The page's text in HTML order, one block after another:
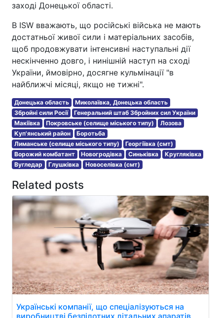
заході Донецької області.
В ISW вважають, що російські війська не мають
достатньої живої сили і матеріальних засобів,
щоб продовжувати інтенсивні наступальні дії
нескінченно довго, і нинішній наступ на сході
України, ймовірно, досягне кульмінації "в
найближчі місяці, якщо не тижні".
Донецька область
Миколаївка, Донецька область
Збройні сили Росії
Генеральний штаб Збройних сил України
Макіївка
Покровське (селище міського типу)
Лозова
Куп'янський район
Боротьба
Лиманське (селище міського типу)
Георгіївка (смт)
Ворожий комбатант
Новогродівка Синьківка
Кругляківка
Вугледар
Глушківка Новоселівка (смт)
Related posts
Українські компанії, що спеціалізуються на
виробництві безпілотних літальних апаратів,